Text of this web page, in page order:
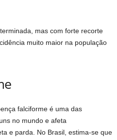
mas com forte recorte
muito maior na população
falciforme é uma das
no mundo e afeta
e parda. No Brasil, estima-se que